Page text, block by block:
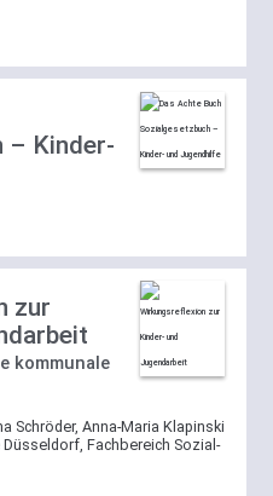
– Kinder-
zur
kommunale
Schröder, Anna-Maria Klapinski
Fachbereich Sozial-